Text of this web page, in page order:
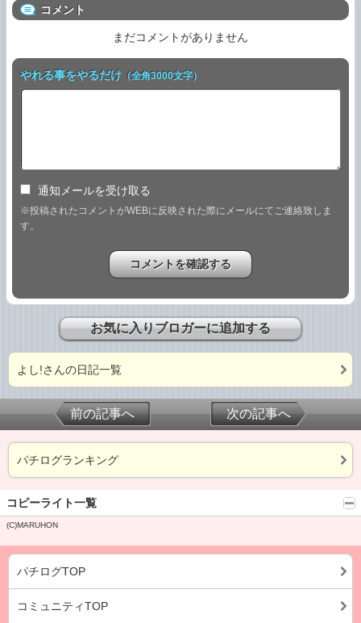
コメント
まだコメントがありません
やれる事をやるだけ （全角3000文字）
通知メールを受け取る
※投稿されたコメントがWEBに反映された際にメールにてご連絡致しま
す。
お気に入りブロガーに追加する
よし!さんの日記一覧
前の記事へ 次の記事へ
パチログランキング
コピーライト一覧
(C)MARUHON
パチログTOP
コミュニティTOP